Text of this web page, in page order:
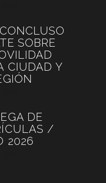
SOBRE
CIUDAD Y
DE
/
2026